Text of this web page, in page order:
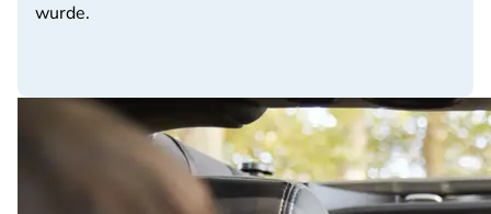
wurde.